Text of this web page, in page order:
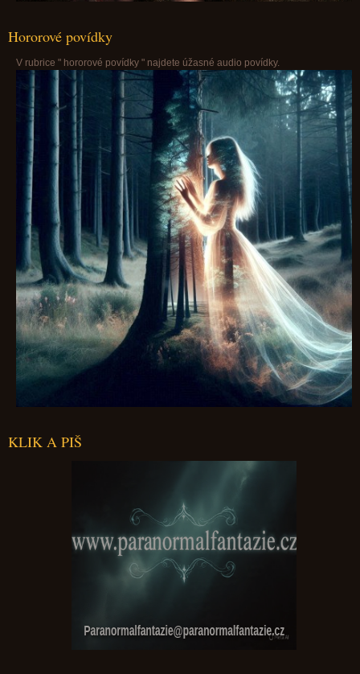
Hororové povídky
V rubrice " hororové povídky " najdete úžasné audio povídky.
KLIK A PIŠ
Paranormalfantazie@paranormalfantazie.cz